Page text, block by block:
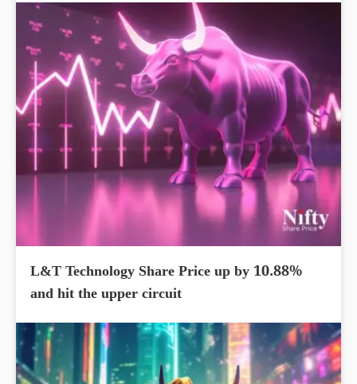
L&T Technology Share Price up by 10.88%
and hit the upper circuit